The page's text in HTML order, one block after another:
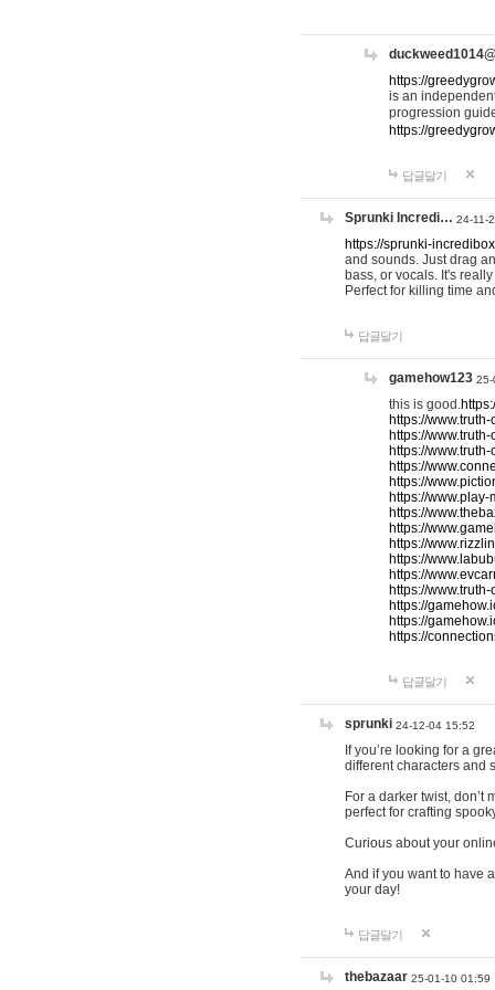
https://
is an
progression
https://
답글달기
Sprunki Incredi… 24-11-
https://sprunki-
and sounds. Just drag
bass, or vocals. It's
Perfect for killing time
답글달기
gamehow123 25-
this is good.
https://
https://
https://
https://
https://
https://
https://
https://
https://
https://
https://
https://
https://
https://
https://
답글달기
sprunki 24-12-04 15:52
If you’re looking for a
different characters and
For a darker twist, don’t
perfect for crafting
Curious about your
And if you want to have
your day!
답글달기
thebazaar 25-01-10 01:59